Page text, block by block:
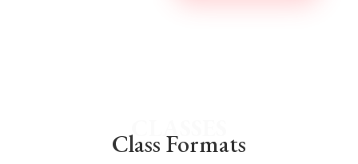
CLASSES
Class Formats